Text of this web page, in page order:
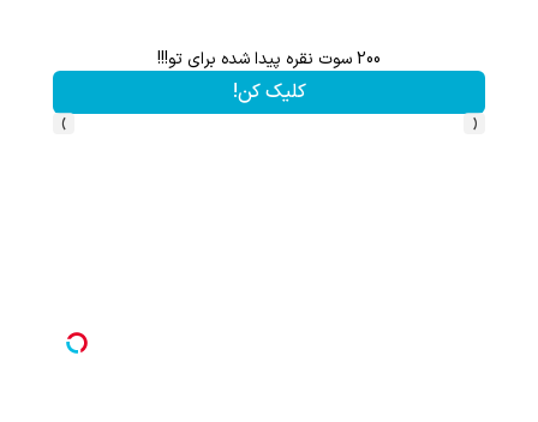
200 سوت نقره پیدا شده برای تو!!!
کلیک کن!
‹
›